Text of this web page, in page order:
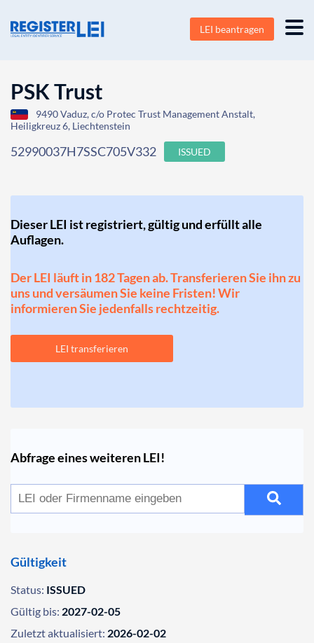
LEI beantragen
PSK Trust
9490 Vaduz, c/o Protec Trust Management Anstalt,
Heiligkreuz 6, Liechtenstein
52990037H7SSC705V332 ISSUED
Dieser LEI ist registriert, gültig und erfüllt alle
Auflagen.
Der LEI läuft in 182 Tagen ab. Transferieren Sie ihn zu
uns und versäumen Sie keine Fristen! Wir
informieren Sie jedenfalls rechtzeitig.
LEI transferieren
Abfrage eines weiteren LEI!
Gültigkeit
Status: ISSUED
Gültig bis: 2027-02-05
Zuletzt aktualisiert: 2026-02-02